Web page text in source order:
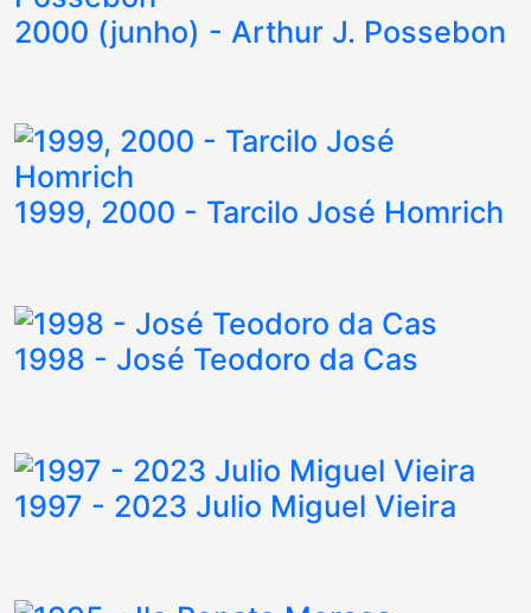
2000 (junho) - Arthur J. Possebon
1999, 2000 - Tarcilo José Homrich
1998 - José Teodoro da Cas
1997 - 2023 Julio Miguel Vieira